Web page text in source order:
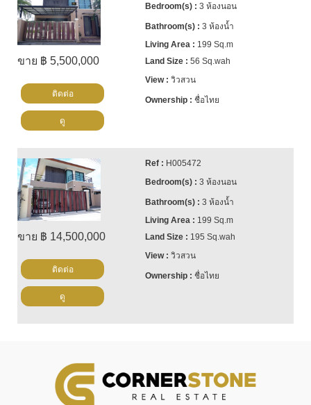
ขาย ฿ 5,500,000
3 ห้องนอน
3 ห้องน้ำ
199 Sq.m
56 Sq.wah
วิวสวน
ชื่อไทย
ติดต่อ
ดู
ขาย ฿ 14,500,000
H005472
3 ห้องนอน
3 ห้องน้ำ
199 Sq.m
195 Sq.wah
วิวสวน
ชื่อไทย
ติดต่อ
ดู